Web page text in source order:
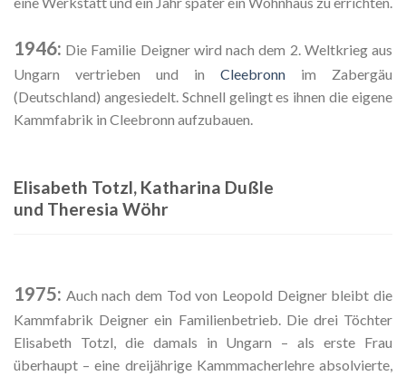
1946: Die Familie Deigner wird nach dem 2. Weltkrieg aus
Ungarn vertrieben und in Cleebronn im Zabergäu
(Deutschland) angesiedelt. Schnell gelingt es ihnen die eigene
Kammfabrik in Cleebronn aufzubauen.
Elisabeth Totzl, Katharina Dußle
und Theresia Wöhr
1975: Auch nach dem Tod von Leopold Deigner bleibt die
Kammfabrik Deigner ein Familienbetrieb. Die drei Töchter
Elisabeth Totzl, die damals in Ungarn – als erste Frau
überhaupt – eine dreijährige Kammmacherlehre absolvierte,